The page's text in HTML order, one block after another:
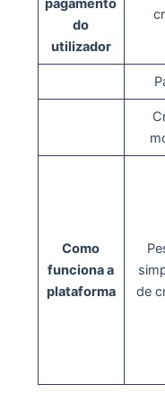
pagamento
do
utilizador
Como
funciona a
plataforma
de